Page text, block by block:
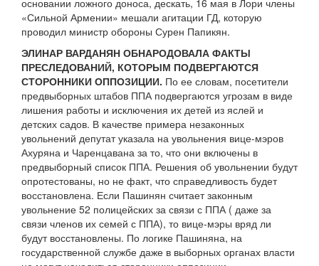
основании ложного доноса, дескать, 16 мая в Лори члены
«Сильной Армении» мешали агитации ГД, которую
проводил министр обороны Сурен Папикян.
ЭЛИНАР ВАРДАНЯН ОБНАРОДОВАЛА ФАКТЫ
ПРЕСЛЕДОВАНИЙ, КОТОРЫМ ПОДВЕРГАЮТСЯ
СТОРОННИКИ ОППОЗИЦИИ. По ее словам, посетители
предвыборных штабов ППА подвергаются угрозам в виде
лишения работы и исключения их детей из яслей и
детских садов. В качестве примера незаконных
увольнений депутат указала на увольнения вице-мэров
Ахуряна и Чаренцавана за то, что они включены в
предвыборный список ППА. Решения об увольнении будут
опротестованы, но не факт, что справедливость будет
восстановлена. Если Пашинян считает законным
увольнение 52 полицейских за связи с ППА ( даже за
связи членов их семей с ППА), то вице-мэры вряд ли
будут восстановлены. По логике Пашиняна, на
государственной службе даже в выборных органах власти